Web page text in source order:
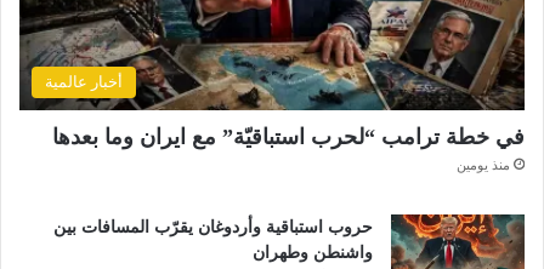
أخبار عالمية
في خطة ترامب “لحرب استباقيّة” مع ايران وما بعدها
منذ يومين
حروب استباقية وأردوغان يقرّب المسافات بين
واشنطن وطهران